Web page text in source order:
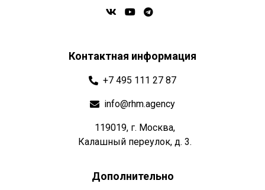
Контактная информация
+7 495 111 27 87
info@rhm.agency
119019, г. Москва,
Калашный переулок, д. 3.
Дополнительно